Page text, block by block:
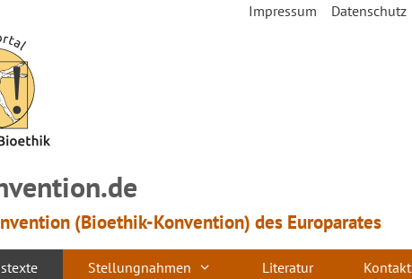
Impressum Datenschutz
(Bioethik-Konvention) des Europarates
Stellungnahmen Literatur Kontakt